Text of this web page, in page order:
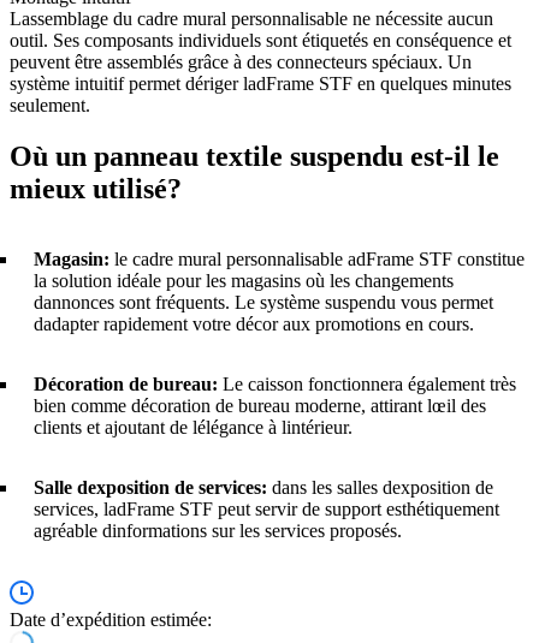
Lassemblage du cadre mural personnalisable ne nécessite aucun
outil. Ses composants individuels sont étiquetés en conséquence et
peuvent être assemblés grâce à des connecteurs spéciaux. Un
système intuitif permet dériger ladFrame STF en quelques minutes
seulement.
Où un panneau textile suspendu est-il le
mieux utilisé?
Magasin: le cadre mural personnalisable adFrame STF constitue
la solution idéale pour les magasins où les changements
dannonces sont fréquents. Le système suspendu vous permet
dadapter rapidement votre décor aux promotions en cours.
Décoration de bureau: Le caisson fonctionnera également très
bien comme décoration de bureau moderne, attirant lœil des
clients et ajoutant de lélégance à lintérieur.
Salle dexposition de services: dans les salles dexposition de
services, ladFrame STF peut servir de support esthétiquement
agréable dinformations sur les services proposés.
Date d’expédition estimée: